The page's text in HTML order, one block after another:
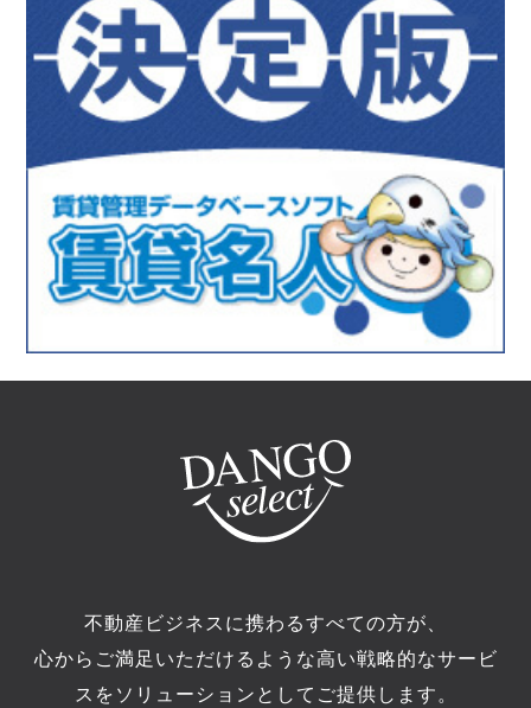
不動産ビジネスに携わるすべての方が、
心からご満足いただけるような高い戦略的なサービ
スをソリューションとしてご提供します。